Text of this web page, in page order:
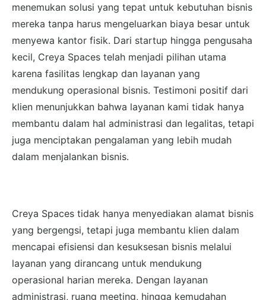
menemukan solusi yang tepat untuk kebutuhan bisnis
mereka tanpa harus mengeluarkan biaya besar untuk
menyewa kantor fisik. Dari startup hingga pengusaha
kecil, Creya Spaces telah menjadi pilihan utama
karena fasilitas lengkap dan layanan yang
mendukung operasional bisnis. Testimoni positif dari
klien menunjukkan bahwa layanan kami tidak hanya
membantu dalam hal administrasi dan legalitas, tetapi
juga menciptakan pengalaman yang lebih mudah
dalam menjalankan bisnis.
Creya Spaces tidak hanya menyediakan alamat bisnis
yang bergengsi, tetapi juga membantu klien dalam
mencapai efisiensi dan kesuksesan bisnis melalui
layanan yang dirancang untuk mendukung
operasional harian mereka. Dengan layanan
administrasi, ruang meeting, hingga kemudahan